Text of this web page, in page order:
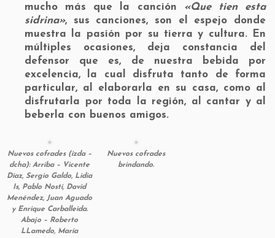
mucho más que la canción «Que tien esta
sidrina», sus canciones, son el espejo donde
muestra la pasión por su tierra y cultura. En
múltiples ocasiones, deja constancia del
defensor que es, de nuestra bebida por
excelencia, la cual disfruta tanto de forma
particular, al elaborarla en su casa, como al
disfrutarla por toda la región, al cantar y al
beberla con buenos amigos.
Nuevos cofrades (izda –
dcha): Arriba – Vicente
Díaz, Sergio Galdo, Lidia
Is, Pablo Nosti, David
Menéndez, Juan Aguado
y Enrique Carballeida.
Abajo – Roberto
LLamedo, María
Nuevos cofrades
brindando.